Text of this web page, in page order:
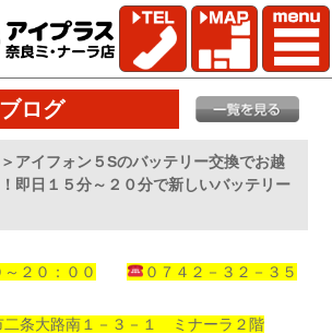
ログ
アイフォン５Sのバッテリー交換でお越
即日１５分～２０分で新しいバッテリー
２０：００
０７４２－３２－３５
二条大路南１－３－１ ミナーラ２階